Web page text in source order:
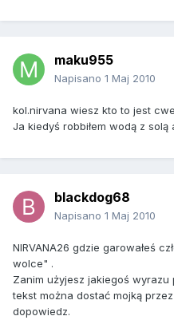
maku955
Napisano 1 Maj 2010
kol.nirvana wiesz kto to jest
Ja kiedyś robbiłem wodą z
blackdog68
Napisano 1 Maj 2010
NIRVANA26 gdzie garowałeś
wolce" .
Zanim użyjesz jakiegoś
tekst można dostać mojką
dopowiedz.